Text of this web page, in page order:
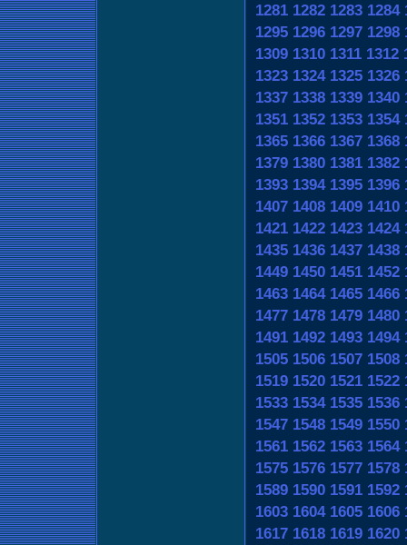
1281 1282 1283 1284
1295 1296 1297 1298
1309 1310 1311 1312
1323 1324 1325 1326
1337 1338 1339 1340
1351 1352 1353 1354
1365 1366 1367 1368
1379 1380 1381 1382
1393 1394 1395 1396
1407 1408 1409 1410
1421 1422 1423 1424
1435 1436 1437 1438
1449 1450 1451 1452
1463 1464 1465 1466
1477 1478 1479 1480
1491 1492 1493 1494
1505 1506 1507 1508
1519 1520 1521 1522
1533 1534 1535 1536
1547 1548 1549 1550
1561 1562 1563 1564
1575 1576 1577 1578
1589 1590 1591 1592
1603 1604 1605 1606
1617 1618 1619 1620